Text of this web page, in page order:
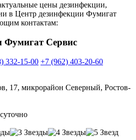
цены дезинфекции,
в Центр дезинфекции Фумигат
контактам:
Фумигат Сервис
332-15-00 +7 (962) 403-20-60
17, микрорайон Северный, Ростов-